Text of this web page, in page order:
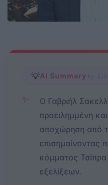
💡AI Summary by
✨
Ο Γαβριήλ
προειλημμένη
αποχώρηση από
επισημαίνοντας
κόμματος Τσίπρα
εξελίξεων.